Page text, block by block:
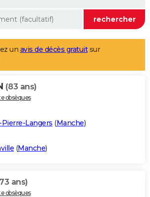
un avis de décès gratuitsur
(83 ans)
obsèques
Pierre-Langers (Manche)
(Manche)
ans)
obsèques